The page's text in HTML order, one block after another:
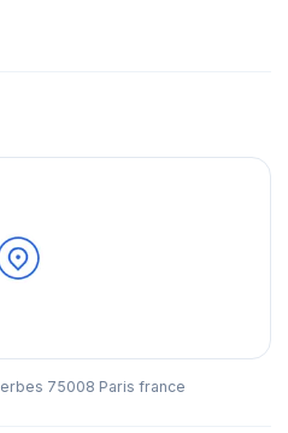
75008 Paris france